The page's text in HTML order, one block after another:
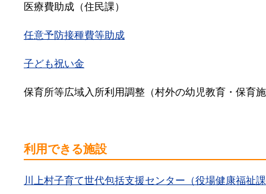
医療費助成（住民課）
任意予防接種費等助成
子ども祝い金
保育所等広域入所利用調整（村外の幼児教育・保育
利用できる施設
川上村子育て世代包括支援センター（役場健康福祉